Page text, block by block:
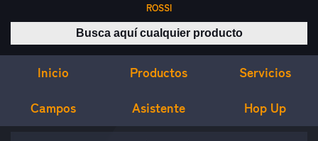
ROSSI
Buscar productos
Inicio Productos Servicios
Campos Asistente Hop Up